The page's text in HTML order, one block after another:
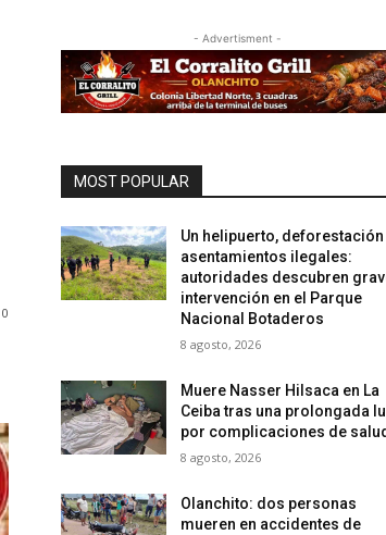
0
- Advertisment -
MOST POPULAR
Un helipuerto, deforestación
asentamientos ilegales:
autoridades descubren
intervención en el Parque
Nacional Botaderos
8 agosto, 2026
Muere Nasser Hilsaca en La
Ceiba tras una prolongada
por complicaciones de
8 agosto, 2026
Olanchito: dos personas
mueren en accidentes de